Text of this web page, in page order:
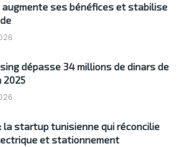
augmente ses bénéfices et stabilise
dépasse 34 millions de dinars de
2025
la startup tunisienne qui réconcilie
et stationnement